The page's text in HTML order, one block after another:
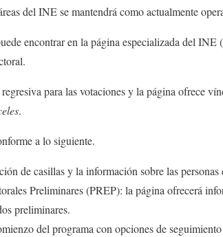
del INE se mantendrá como actualmente
encontrar en la página especializada del INE (
para las votaciones y la página ofrece
.
a lo siguiente.
de casillas y la información sobre las personas
Preliminares (PREP): la página ofrecerá
preliminares.
del programa con opciones de